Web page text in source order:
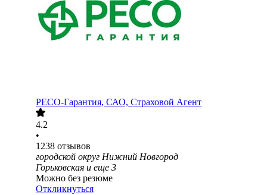
РЕСО-Гарантия, САО, Страховой Агент
4.2
•
1238 отзывов
городской округ Нижний Новгород
Горьковская и еще 3
Можно без резюме
Откликнуться